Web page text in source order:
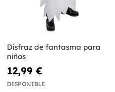
Disfraz de fantasma para
niños
12,99 €
DISPONIBLE